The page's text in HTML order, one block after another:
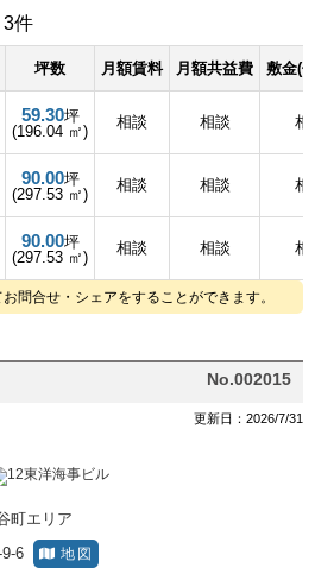
3件
坪数 月額賃料 月額共益費 敷金(
59.30坪
(196.04 ㎡)
相談 相談 相
90.00坪
(297.53 ㎡)
相談 相談 相
90.00坪
(297.53 ㎡)
相談 相談 相
問合せ・シェアをすることができます。
No.002015
更新日：2026/7/31
町エリア
6 地図